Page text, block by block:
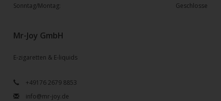
Mr-Joy GmbH
E-zigaretten & E-liquids
+49176 2679 8853
info@mr-joy.de
Sonntag/Montag:
Geschlosse